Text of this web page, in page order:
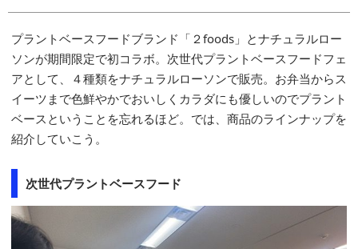
プラントベースフードブランド「２foods」とナチュラルロー
ソンが期間限定で初コラボ。次世代プラントベースフードフェ
アとして、４種類をナチュラルローソンで販売。お弁当からス
イーツまで色鮮やかでおいしくカラダにも優しいのでプラント
ベースということを忘れるほど。では、商品のラインナップを
紹介していこう。
次世代プラントベースフード